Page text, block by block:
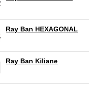
Ray Ban HEXAGONAL
Ray Ban Kiliane